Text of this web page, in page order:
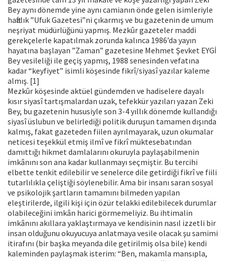
Bey aynı dönemde yine aynı camianın önde gelen isimleriyle
haftalık ”Ufuk Gazetesi”ni çıkarmış ve bu gazetenin de umum
neşriyat müdürlüğünü yapmış. Mezkûr gazeteler maddi
gerekçelerle kapatılmak zorunda kalınca 1986’da yayın
hayatına başlayan ”Zaman” gazetesine Mehmet Şevket EYGİ
Bey vesileliği ile geçiş yapmış, 1988 senesinden vefatına
kadar “keyfiyet” isimli köşesinde fikrî/siyasî yazılar kaleme
almış. [1]
Mezkûr köşesinde aktüel gündemden ve hadiselere dayalı
kısır siyasî tartışmalardan uzak, tefekkür yazıları yazan Zeki
Bey, bu gazetenin hususiyle son 3-4 yıllık dönemde kullandığı
siyasî üslubun ve belirlediği politik duruşun tamamen dışında
kalmış, fakat gazeteden fiilen ayrılmayarak, uzun okumalar
neticesi teşekkül etmiş ilmî ve fikrî müktesebatından
damıttığı hikmet damlalarını okuruyla paylaşabilmenin
imkânını son ana kadar kullanmayı seçmiştir. Bu tercihi
elbette tenkit edilebilir ve senelerce dile getirdiği fikrî ve fiili
tutarlılıkla çeliştiği söylenebilir. Ama bir insanı saran sosyal
ve psikolojik şartların tamamını bilmeden yapılan
eleştirilerde, ilgili kişi için özür telakki edilebilecek durumlar
olabileceğini imkân harici görmemeliyiz. Bu ihtimalin
imkânını akıllara yaklaştırmaya ve kendisinin nasıl izzetli bir
insan olduğunu okuyucuya anlatmaya vesile olacak şu samimi
itirafını (bir başka meyanda dile getirilmiş olsa bile) kendi
kaleminden paylaşmak isterim: “Ben, makamla mansıpla,